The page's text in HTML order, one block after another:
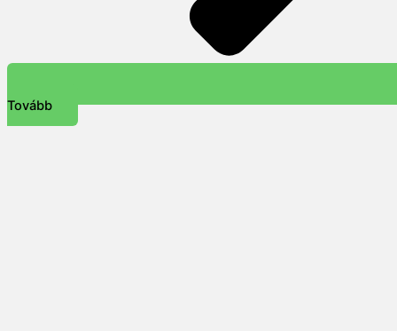
Tovább